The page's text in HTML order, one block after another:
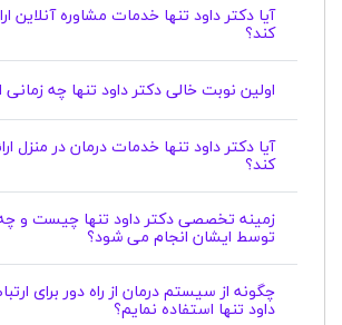
آیا دکتر داود تنها خدمات مشاوره آنلاین
کند؟
اولین نوبت خالی دکتر داود تنها چه
آیا دکتر داود تنها خدمات درمان در منزل
کند؟
زمینه تخصصی دکتر داود تنها چیست و
توسط ایشان انجام می شود؟
چگونه از سیستم درمان از راه دور برای
داود تنها استفاده نمایم؟